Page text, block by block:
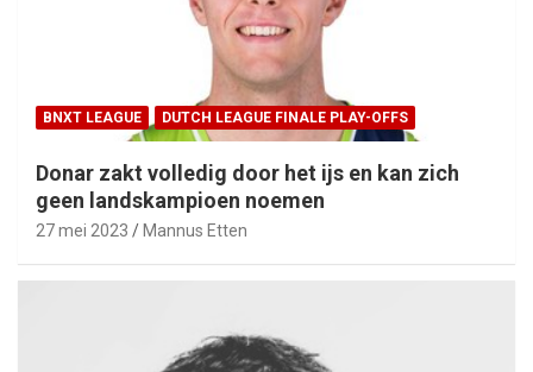
BNXT LEAGUE DUTCH LEAGUE FINALE PLAY-OFFS
Donar zakt volledig door het ijs en kan zich
geen landskampioen noemen
27 mei 2023 Mannus Etten